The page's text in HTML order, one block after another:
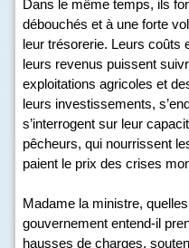
Dans le même temps, ils
débouchés et à une forte
leur trésorerie. Leurs coûts
leurs revenus puissent
exploitations agricoles et
leurs investissements,
s’interrogent sur leur
pêcheurs, qui nourrissent
paient le prix des crises
Madame la ministre,
gouvernement entend-il
hausses de charges,